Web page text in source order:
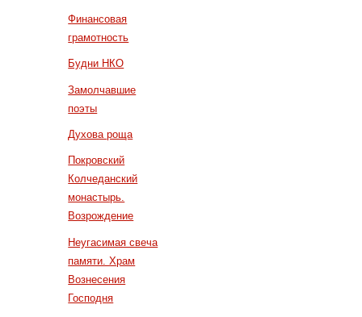
Финансовая
грамотность
Будни НКО
Замолчавшие
поэты
Духова роща
Покровский
Колчеданский
монастырь.
Возрождение
Неугасимая свеча
памяти. Храм
Вознесения
Господня